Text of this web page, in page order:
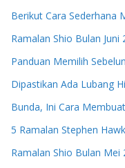
Berikut Cara Sederhana
Ramalan Shio Bulan Juni
Panduan Memilih
Dipastikan Ada Lubang
Bunda, Ini Cara
5 Ramalan Stephen
Ramalan Shio Bulan Mei